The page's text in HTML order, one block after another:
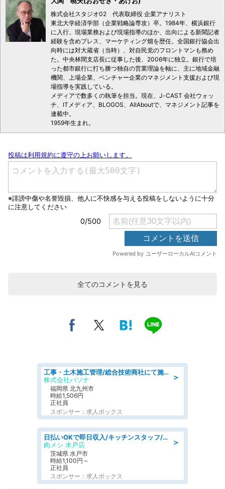
株式会社スタジオ02 代表取締役 企業アナリスト
東北大学経済学部（企業戦略論専攻）卒。1984年、横浜銀行
に入行。現場業務および現場指導のほか、出向による新聞記者
経験を含めプレス、マーケティング畑を歴任。全国銀行協会出
向時には対大蔵省（当時）、対自民党のフロントマンも務め
た。中央林間支店長に従事した後、2006年に独立。銀行で培
った都市銀行に打ち勝つ独自の営業理論を軸に、主に地域金融
機関、上場企業、ベンチャー企業のマネジメント支援および現
場指導を実践している。
メディアで数多くの執筆を担当。現在、J-CAST 会社ウォッ
チ、ITメディア、BLOGOS、AllAboutで、マネジメント記事を
連載中。
1959年生まれ。
全てのコメントを見る
＞
工事・土木施工管理/総合技術商社にて施工管理のお仕事/即日勤務可/車通勤可/工事・土木施工管理/生産・品質管理
株式会社パソナ
福岡県 北九州市
時給1,506円
正社員
スポンサー：求人ボックス
＞
日払いOKで即日収入/キッチンスタッフ/デリバリー業務など、自己成長可能な幅広い仕事に挑戦!髪型自由&ピアス・ネイルOK/茨城県/水戸市
肉メシ 水戸店
茨城県 水戸市
時給1,100円～
正社員
スポンサー：求人ボックス